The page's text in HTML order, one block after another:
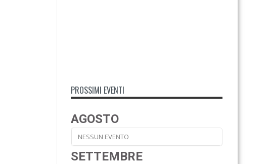
PROSSIMI EVENTI
AGOSTO
NESSUN EVENTO
SETTEMBRE